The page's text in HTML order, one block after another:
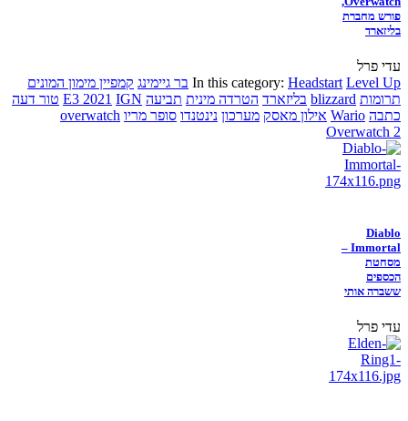
פורש מחברת
בליזארד
עדי פרל
In this category: Headstart Level Up בר גיימינג קמפיין מימון המונים
תרומות blizzard בליזארד הטרדה מינית תביעה E3 2021 IGN
טור דעה
כתבה Wario אילון מאסק מערכון נינטנדו סופר מריו overwatch
Overwatch 2
Diablo
Immortal –
מסחטת
הכספים
ששברה אותי
עדי פרל